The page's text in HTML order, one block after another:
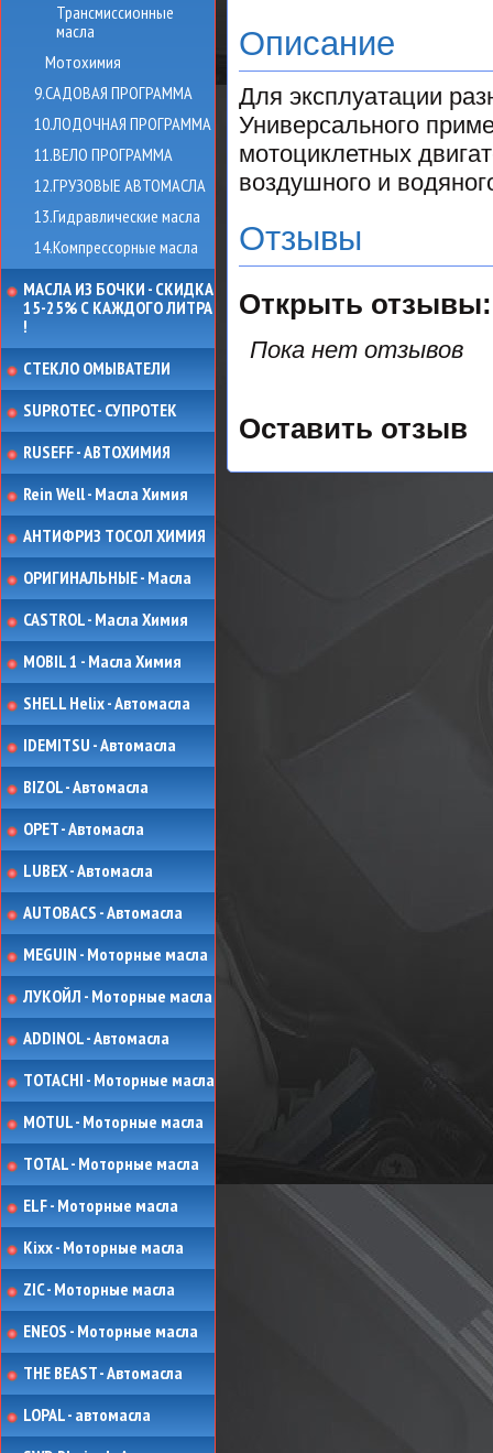
Трансмиссионные
масла
Мотохимия
9.САДОВАЯ ПРОГРАММА
10.ЛОДОЧНАЯ ПРОГРАММА
11.ВЕЛО ПРОГРАММА
12.ГРУЗОВЫЕ АВТОМАСЛА
13.Гидравлические масла
14.Компрессорные масла
МАСЛА ИЗ БОЧКИ - СКИДКА
15-25% С КАЖДОГО ЛИТРА
!
СТЕКЛО ОМЫВАТЕЛИ
SUPROTEC - СУПРОТЕК
RUSEFF - АВТОХИМИЯ
Rein Well - Масла Химия
АНТИФРИЗ ТОСОЛ ХИМИЯ
ОРИГИНАЛЬНЫЕ - Масла
CASTROL - Масла Химия
MOBIL 1 - Масла Химия
SHELL Helix - Автомасла
IDEMITSU - Автомасла
BIZOL - Автомасла
OPET - Автомасла
LUBEX - Автомасла
AUTOBACS - Автомасла
MEGUIN - Моторные масла
ЛУКОЙЛ - Моторные масла
ADDINOL - Автомасла
TOTACHI - Моторные масла
MOTUL - Моторные масла
TOTAL - Моторные масла
ELF - Моторные масла
Kixx - Моторные масла
ZIC - Моторные масла
ENEOS - Моторные масла
THE BEAST - Автомасла
LOPAL - автомасла
Описание
Для эксплуатации
Универсального
мотоциклетных
воздушного и
Отзывы
Открыть
Пока нет отзывов
Оставить отзыв